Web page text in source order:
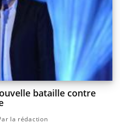
bataille contre
la rédaction